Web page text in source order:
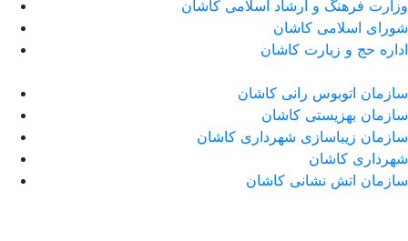
وزارت فرهنگ و ارشاد اسلامی کاشان
شورای اسلامی کاشان
اداره حج و زیارت کاشان
سازمان اتوبوس رانی کاشان
سازمان بهزیستی کاشان
سازمان زیباسازی شهرداری کاشان
شهرداری کاشان
سازمان اتش نشانی کاشان